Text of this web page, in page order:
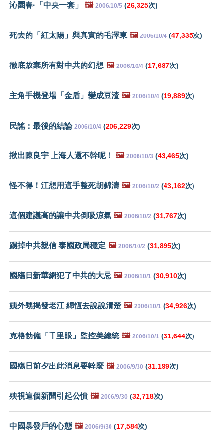
沁園春·「中央一套」 🖼️ 2006/10/5 (26,325次)
死去的「紅太陽」與真實的毛澤東 🖼️ 2006/10/4 (47,335次)
徹底放棄所有對中共的幻想 🖼️ 2006/10/4 (17,687次)
主角手機登場「金盾」變成豆渣 🖼️ 2006/10/4 (19,889次)
民謠：最後的結論 2006/10/4 (206,229次)
揪出陳良宇 上海人還不幹呢！ 🖼️ 2006/10/3 (43,465次)
怪不得！江想用這手整死胡錦濤 🖼️ 2006/10/2 (43,162次)
這個建議高的讓中共倒吸涼氣 🖼️ 2006/10/2 (31,767次)
踢掉中共親信 泰國政局穩定 🖼️ 2006/10/2 (31,895次)
國殤日新華網犯了中共的大忌 🖼️ 2006/10/1 (30,910次)
姨外甥揭發老江 綿恆去說說清楚 🖼️ 2006/10/1 (34,926次)
克格勃僱「千里眼」監控美總統 🖼️ 2006/10/1 (31,644次)
國殤日前夕出此消息要幹麼 🖼️ 2006/9/30 (31,199次)
殃視這個新聞引起公憤 🖼️ 2006/9/30 (32,718次)
中國暴發戶的心態 🖼️ 2006/9/30 (17,584次)